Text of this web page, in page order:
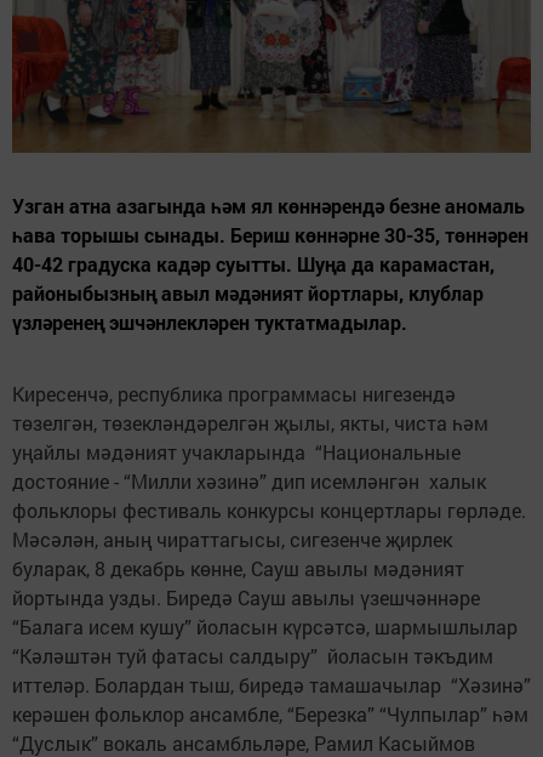
Узган атна азагында һәм ял көннәрендә безне аномаль
һава торышы сынады. Бериш көннәрне 30-35, төннәрен
40-42 градуска кадәр суытты. Шуңа да карамастан,
районыбызның авыл мәдәният йортлары, клублар
үзләренең эшчәнлекләрен туктатмадылар.
Киресенчә, республика программасы нигезендә
төзелгән, төзекләндәрелгән җылы, якты, чиста һәм
уңайлы мәдәният учакларында “Национальные
достояние - “Милли хәзинә” дип исемләнгән халык
фольклоры фестиваль конкурсы концертлары гөрләде.
Мәсәлән, аның чираттагысы, сигезенче җирлек
буларак, 8 декабрь көнне, Сауш авылы мәдәният
йортында узды. Биредә Сауш авылы үзешчәннәре
“Балага исем кушу” йоласын күрсәтсә, шармышлылар
“Кәләштән туй фатасы салдыру” йоласын тәкъдим
иттеләр. Болардан тыш, биредә тамашачылар “Хәзинә”
керәшен фольклор ансамбле, “Березка” “Чулпылар” һәм
“Дуслык” вокаль ансамбльләре, Рамил Касыймов